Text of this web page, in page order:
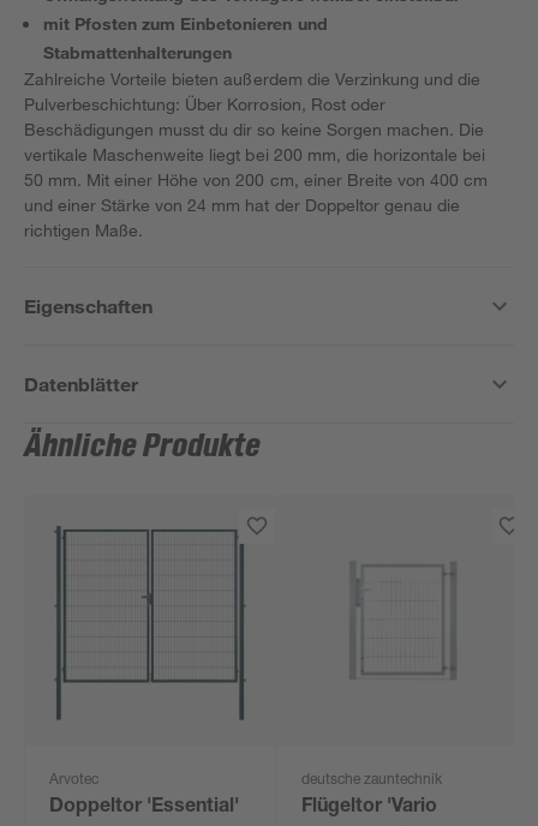
mit Pfosten zum Einbetonieren und
Stabmattenhalterungen
Zahlreiche Vorteile bieten außerdem die Verzinkung und die
Pulverbeschichtung: Über Korrosion, Rost oder
Beschädigungen musst du dir so keine Sorgen machen. Die
vertikale Maschenweite liegt bei 200 mm, die horizontale bei
50 mm. Mit einer Höhe von 200 cm, einer Breite von 400 cm
und einer Stärke von 24 mm hat der Doppeltor genau die
richtigen Maße.
Eigenschaften
Datenblätter
Ähnliche Produkte
Arvotec
Doppeltor 'Essential'
deutsche zauntechnik
Flügeltor 'Vario